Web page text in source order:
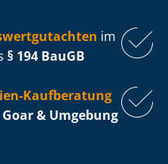
im
§ 194 BauGB
Kaufberatung
& Umgebung